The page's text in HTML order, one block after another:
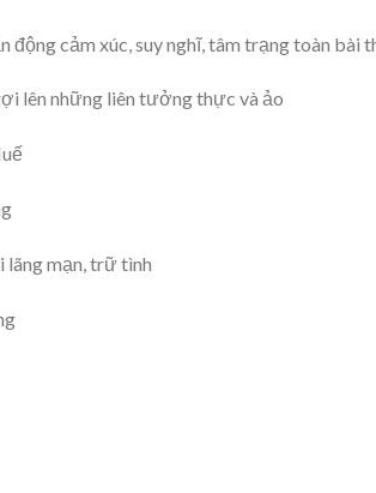
động cảm xúc, suy nghĩ, tâm trạng toàn bài
lên những liên tưởng thực và ảo
mạn, trữ tình